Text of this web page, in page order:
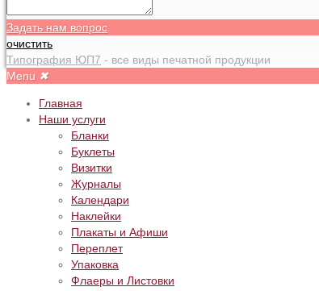
Задать нам вопрос
очистить
Типография ЮП7 - все виды печатной продукции
Menu ✖
Главная
Наши услуги
Бланки
Буклеты
Визитки
Журналы
Календари
Наклейки
Плакаты и Афиши
Переплет
Упаковка
Флаеры и Листовки